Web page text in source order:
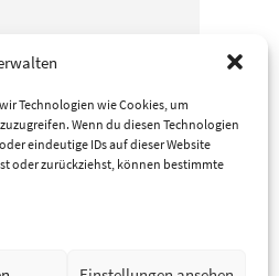
Technologien wie Cookies, um
Wenn du diesen Technologien
eindeutige IDs auf dieser Website
oder zurückziehst, können bestimmte